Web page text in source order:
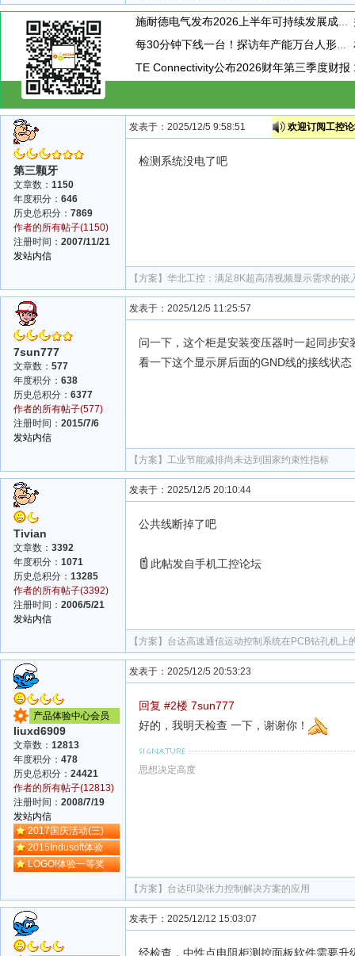
施耐德电气发布2026上半年可持续发展成绩单 "Impact 2030"路线图开局稳健
每30分钟下线一台！探访年产能万台人形机器人工厂
TE Connectivity公布2026财年第三季度财报
第三颗牙
文章数： 1150
年度积分： 646
历史总积分： 7869
作者的所有帖子(1150)
注册时间： 2007/11/21
发站内信
发表于：2025/12/5 9:58:51 欢迎订阅工控
检测系统没电了吧
【方案】 华北工控：满足8K超高清视频显示需求的嵌
7sun777
文章数： 577
年度积分： 638
历史总积分： 6377
作者的所有帖子(577)
注册时间： 2015/7/6
发站内信
发表于：2025/12/5 11:25:57
问一下，这个柜是安装变压器时一起同步安
看一下这个显示屏后面的GND线的接线状态
【方案】 工业节能减排尚未达到国家约束性指标
Tivian
文章数： 3392
年度积分： 1071
历史总积分： 13285
作者的所有帖子(3392)
注册时间： 2006/5/21
发站内信
发表于：2025/12/5 20:10:44
公共线断掉了吧
此帖发自手机工控论坛
【方案】 台达高速通信运动控制系统在PCB钻孔机上
产品体验中心会员
liuxd6909
文章数： 12813
年度积分： 478
历史总积分： 24421
作者的所有帖子(12813)
注册时间： 2008/7/19
发站内信
2017国庆活动(三)
2015Indusoft体验
LOGO!体验一等奖
发表于：2025/12/5 20:53:23
回复 #2楼 7sun777
好的，我明天检查 一下，谢谢你！
思想决定高度
【方案】 台达印染张力控制解决方案的应用
发表于：2025/12/12 15:03:07
经检查，中性点电阻柜测控面板软件需要升